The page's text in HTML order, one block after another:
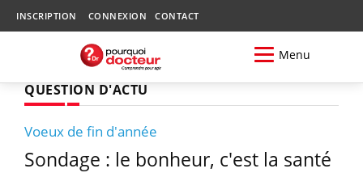
INSCRIPTION CONNEXION CONTACT
Menu
QUESTION D'ACTU
Voeux de fin d'année
Sondage : le bonheur, c'est la santé